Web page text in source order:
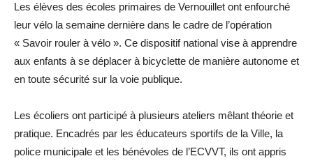
Les élèves des écoles primaires de Vernouillet ont enfourché
leur vélo la semaine dernière dans le cadre de l’opération
« Savoir rouler à vélo ». Ce dispositif national vise à apprendre
aux enfants à se déplacer à bicyclette de manière autonome et
en toute sécurité sur la voie publique.
Les écoliers ont participé à plusieurs ateliers mêlant théorie et
pratique. Encadrés par les éducateurs sportifs de la Ville, la
police municipale et les bénévoles de l’ECVVT, ils ont appris